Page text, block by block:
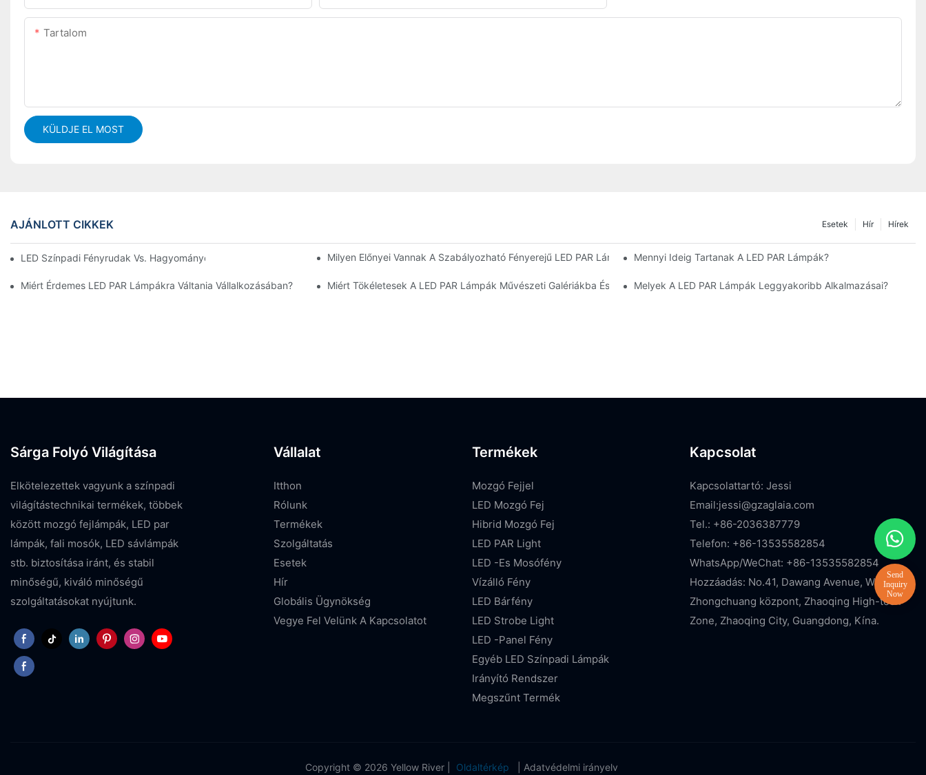
Tartalom
KÜLDJE EL MOST
AJÁNLOTT CIKKEK Hírek
Hír
Esetek
LED Színpadi Fényrudak Vs. Hagyományos Színpadi Világítás: Előnyök És HátrányokMilyen Előnyei Vannak A Szabályozható Fényerejű LED PAR Lámpáknak?Mennyi Ideig Tartanak A LED PAR Lámpák?
Miért Érdemes LED PAR Lámpákra Váltania Vállalkozásában? Miért Tökéletesek A LED PAR Lámpák Művészeti Galériákba És Múzeumokba?Melyek A LED PAR Lámpák Leggyakoribb Alkalmazásai?
Sárga Folyó Világítása
Elkötelezettek vagyunk a színpadi
világítástechnikai termékek, többek
között mozgó fejlámpák, LED par
lámpák, fali mosók, LED sávlámpák
stb. biztosítása iránt, és stabil
minőségű, kiváló minőségű
szolgáltatásokat nyújtunk.
Vállalat
Itthon
Rólunk
Termékek
Szolgáltatás
Esetek
Hír
Globális Ügynökség
Vegye Fel Velünk A Kapcsolatot
Termékek
Mozgó Fejjel
LED Mozgó Fej
Hibrid Mozgó Fej
LED PAR Light
LED -es Mosófény
Vízálló Fény
LED Bárfény
LED Strobe Light
LED -panel Fény
Egyéb LED Színpadi Lámpák
Irányító Rendszer
Megszűnt Termék
Kapcsolat
Kapcsolattartó: Jessi
Email:jessi@gzaglaia.com
Tel.: +86-2036387779
Telefon: +86-13535582854
WhatsApp/WeChat: +86-13535582854
Hozzáadás: No.41, Dawang Avenue, Wanyang
Zhongchuang központ, Zhaoqing High-tech
Zone, Zhaoqing City, Guangdong, Kína.
Copyright © 2026 Yellow River | Oldaltérkép Adatvédelmi irányelv